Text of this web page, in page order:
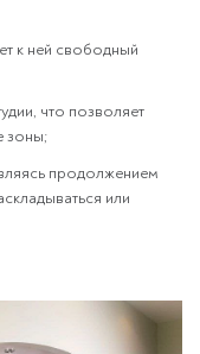
к ней свободный
что позволяет
зоны;
продолжением
или